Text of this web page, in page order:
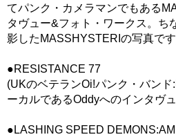
てパンク・カメラマンでもある
タヴュー&フォト・ワークス。ち
影したMASSHYSTERIの写真で
●RESISTANCE 77
(UKのベテランOi!パンク・バン
ーカルであるOddyへのインタヴ
●LASHING SPEED